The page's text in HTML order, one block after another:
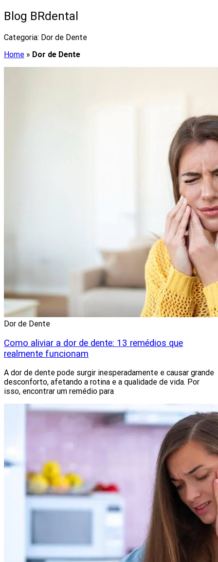
Blog BRdental
Categoria: Dor de Dente
Home » Dor de Dente
Dor de Dente
Como aliviar a dor de dente: 13 remédios que
realmente funcionam
A dor de dente pode surgir inesperadamente e causar grande
desconforto, afetando a rotina e a qualidade de vida. Por
isso, encontrar um remédio para